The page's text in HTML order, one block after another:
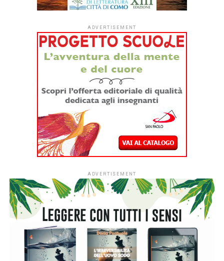
l’ufficiale di stato civile le
chiamare il bambino, Cora
esita. Sviluppandosi
nell’arco di trentacinque
anni, ciò che segue sono tre versioni alternate e alternative
delle vite di Cora e del suo bambino, modellate dalla
scelta di quel nome. Con una prosa ricca di sfumature,
esplora i dolorosi effetti a catena dell’abuso domestico, i
disordinati legami familiari e le possibilità di autonomia e
guarigione. Con eccezionale sensibilità e profondità,
Knapp ci trascina nella storia di una famiglia raccontata
attraverso un prisma di “e se…”, spingendoci a riflettere
struttura brillantemente immaginativa del libro, la
narrazione incalzante e la sua potenza emotiva e
straziante lo renderanno certamente un classico moderno.
Questo romanzo ci spinge a riflettere sulle conseguenze
delle nostre scelte. Con una scrittura intensa e coraggiosa,
Florence Knapp ci trascina in una vicenda insieme intima e
universale: il coraggio di prendersi le proprie